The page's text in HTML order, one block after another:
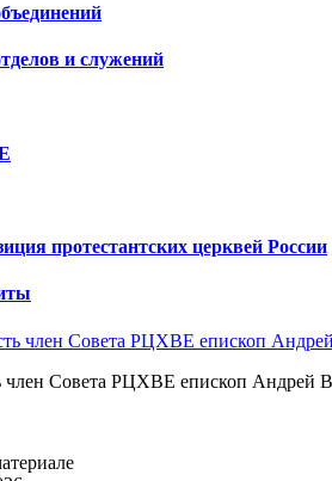
и служений
протестантских церквей России
член Совета РЦХВЕ епископ Андрей